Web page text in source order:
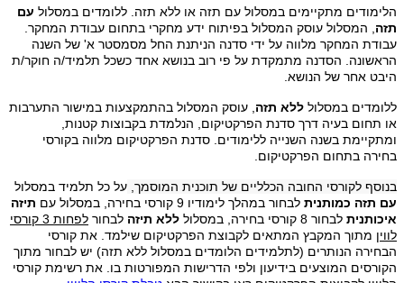
הלימודים מתקיימים במסלול עם תזה או ללא תזה. ללומדים במסלול עם
תזה , המסלול עוסק המסלול בפיתוח ידע מחקרי בתחום עבודת המחקר.
עבודת המחקר מלווה על ידי סדנה הניתנת החל מסמסטר א' של השנה
הראשונה. הסדנה מתמקדת על פי רוב בנושא אחד כשכל תלמיד/ה חוקר/ת
היבט אחר של הנושא.
ללומדים במסלול ללא תזה , עוסק המסלול בהתמקצעות במישור התערבות
או תחום בעיה דרך סדנת הפרקטיקום, הנלמדת בקבוצות קטנות,
ומתקיימת בשנה השנייה ללימודים. סדנת הפרקטיקום מלווה בקורסי
בחירה בתחום הפרקטיקום.
בנוסף לקורסי החובה הכלליים של תוכנית המוסמך, על כל תלמיד במסלול
עם תזה כמותנית לבחור במהלך לימודיו 9 קורסי בחירה, במסלול עם
תיזה
איכותנית לבחור 8 קורסי בחירה, במסלול ללא תיזה לבחור
לפחות 3 קורסי
לווין מתוך המקבץ המתאים לקבוצת הפרקטיקום שילמד. את קורסי
הבחירה הנותרים (לתלמידים הלומדים במסלול ללא תזה) יש לבחור מתוך
הקורסים המוצעים בידיעון ולפי הדרישות המפורטות בו. את רשימת קורסי